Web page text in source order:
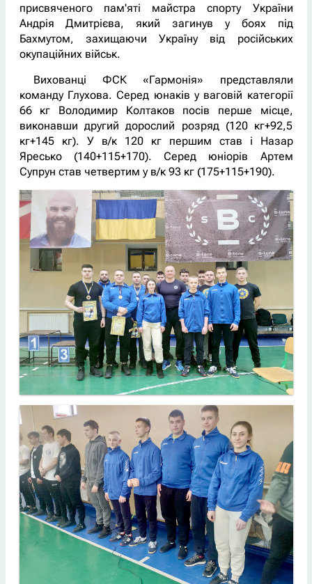
присвяченого пам'яті майстра спорту України
Андрія Дмитрієва, який загинув у боях під
Бахмутом, захищаючи Україну від російських
окупаційних військ.
Вихованці ФСК «Гармонія» представляли
команду Глухова. Серед юнаків у ваговій категорії
66 кг Володимир Колтаков посів перше місце,
виконавши другий дорослий розряд (120 кг+92,5
кг+145 кг). У в/к 120 кг першим став і Назар
Яресько (140+115+170). Серед юніорів Артем
Супрун став четвертим у в/к 93 кг (175+115+190).